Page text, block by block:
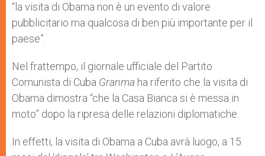
“la visita di Obama non è un evento di valore
pubblicitario ma qualcosa di ben più importante per il
paese”.
Nel frattempo, il giornale ufficiale del Partito
Comunista di Cuba Granma ha riferito che la visita di
Obama dimostra “che la Casa Bianca si è messa in
moto” dopo la ripresa delle relazioni diplomatiche.
In effetti, la visita di Obama a Cuba avrà luogo, a 15